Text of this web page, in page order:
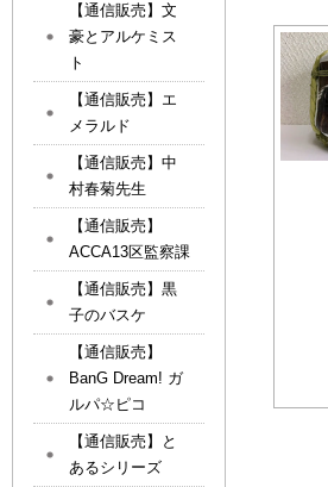
【通信販売】文
豪とアルケミス
ト
【通信販売】エ
メラルド
【通信販売】中
村春菊先生
【通信販売】
ACCA13区監察課
【通信販売】黒
子のバスケ
【通信販売】
BanG Dream! ガ
ルパ☆ピコ
【通信販売】と
あるシリーズ